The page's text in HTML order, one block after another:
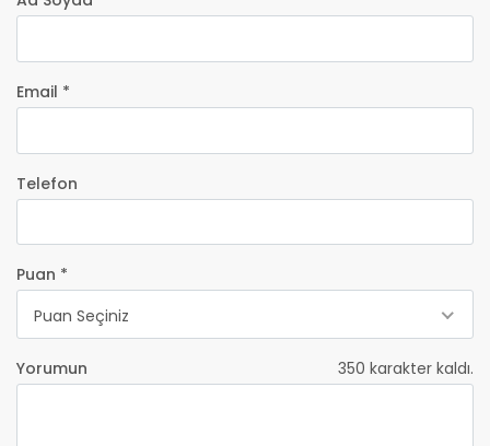
Email *
Telefon
Puan *
Puan Seçiniz
Yorumun 350 karakter kaldı.